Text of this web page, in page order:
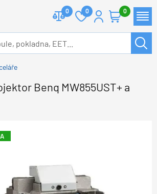
0 0 0
Benq MW855UST+ a